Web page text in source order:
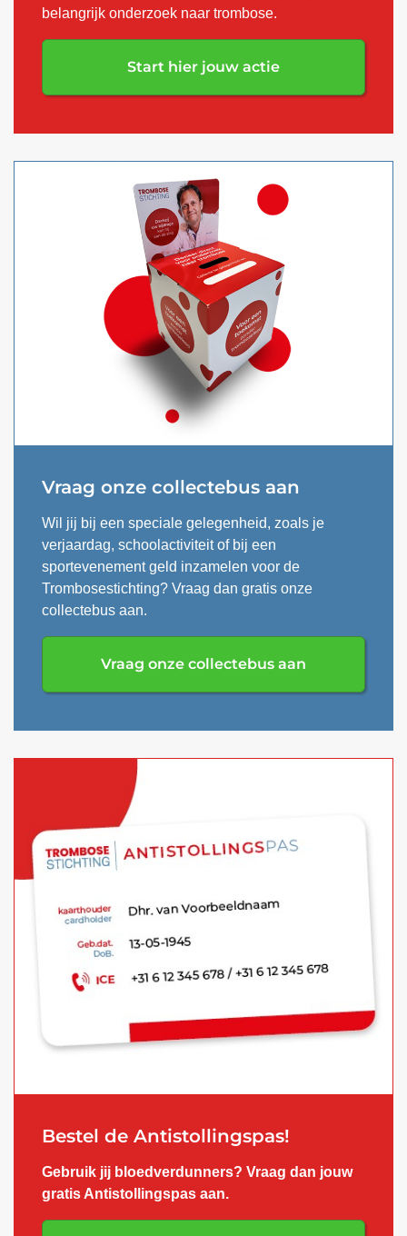
belangrijk onderzoek naar trombose.
Start hier jouw actie
Vraag onze collectebus aan
Wil jij bij een speciale gelegenheid, zoals je
verjaardag, schoolactiviteit of bij een
sportevenement geld inzamelen voor de
Trombosestichting? Vraag dan gratis onze
collectebus aan.
Vraag onze collectebus aan
Bestel de Antistollingspas!
Gebruik jij bloedverdunners? Vraag dan jouw
gratis Antistollingspas aan.